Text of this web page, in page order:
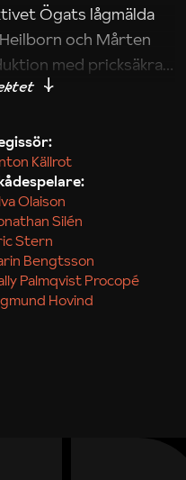
Ögats lågmälda
och Mårten
med pricksäkra
vara att omsätta
Källrot
Olaison
Silén
Stern
Bengtsson
Palmqvist Procopé
Hovind